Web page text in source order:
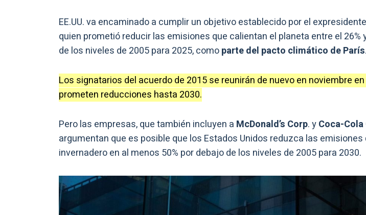
EE.UU. va encaminado a cumplir un objetivo establecido por el
quien prometió reducir las emisiones que calientan el planeta entre el 26%
de los niveles de 2005 para 2025, comoparte del pacto climático de París.
Los signatarios del acuerdo de 2015 se reunirán de nuevo en noviembre
prometen reducciones hasta 2030.
Pero las empresas, que también incluyen a McDonald’s Corp. yCoca-
argumentan que es posible que los Estados Unidos reduzca las
invernadero en al menos 50% por debajo de los niveles de 2005 para 2030.